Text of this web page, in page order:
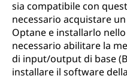
sia compatibile con
necessario acquistare
Optane e installarlo
necessario abilitare la
di input/output di base
installare il software